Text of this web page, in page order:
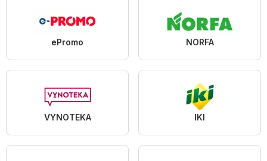
ePromo NORFA
VYNOTEKA IKI